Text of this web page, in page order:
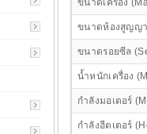
ขนาดเครื่อง
ขนาดห้องสูญญา
ขนาดรอยซีล
น้ำหนักเครื่อง
กำลังมอเตอร์
กำลังฮีตเตอร์